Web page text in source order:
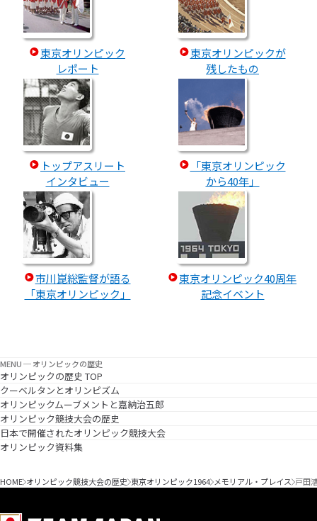
MENU ─ オリンピックの歴史
オリンピックの歴史 TOP
クーベルタンとオリンピズム
オリンピックムーブメントと嘉納治五郎
オリンピック競技大会の歴史
日本で開催されたオリンピック競技大会
オリンピック資料集
東京オリンピック
レポート
東京オリンピックが
残したもの
トップアスリート
インタビュー
「東京オリンピック
から40年」
市川崑総監督が語る
「東京オリンピック」
東京オリンピック40周年
記念イベント
HOME オリンピック競技大会の歴史 東京オリンピック1964 メモリアル・プレイス 戸田